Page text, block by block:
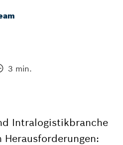
3 min.
Intralogistikbranche